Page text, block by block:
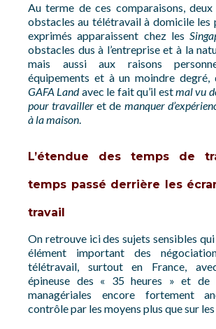
Au terme de ces comparaisons,
obstacles au télétravail à domicile les
exprimés apparaissent chez les
obstacles dus à l’entreprise et à la
mais aussi aux raisons
équipements et à un moindre degré,
GAFA Landavec le fait qu’il estmal vu
pour travailler et de manquer
à la maison.
L’étendue des temps de
temps passé derrière les
travail
On retrouve ici des sujets sensibles
élément important des
télétravail, surtout en France,
épineuse des « 35 heures » et de
managériales encore fortement
contrôle par les moyens plus que sur